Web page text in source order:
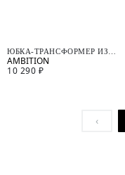
ЮБКА-ТРАНСФОРМЕР ИЗ
ОРГАНЗЫ
10 290 ₽
‹